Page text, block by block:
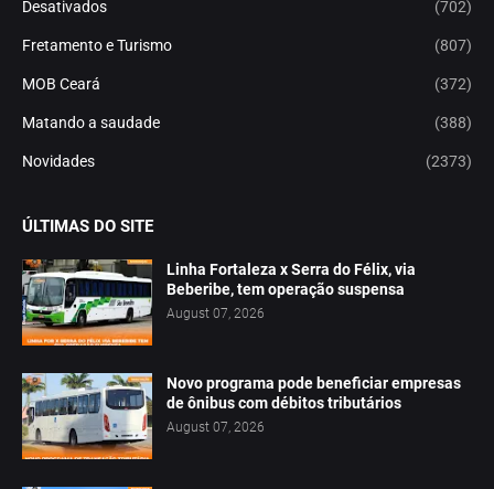
Desativados (702)
Fretamento e Turismo (807)
MOB Ceará (372)
Matando a saudade (388)
Novidades (2373)
ÚLTIMAS DO SITE
Linha Fortaleza x Serra do Félix, via
Beberibe, tem operação suspensa
August 07, 2026
Novo programa pode beneficiar empresas
de ônibus com débitos tributários
August 07, 2026